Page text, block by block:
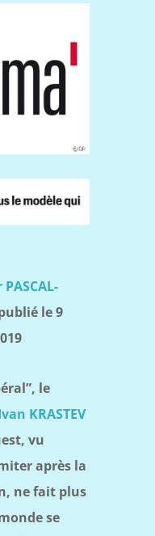
le 9
le
KRASTEV
vu
après la
ne fait plus
se